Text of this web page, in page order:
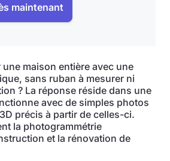
maintenant
maison entière avec une
sans ruban à mesurer ni
? La réponse réside dans une
avec de simples photos
précis à partir de celles-ci.
la photogrammétrie
et la rénovation de